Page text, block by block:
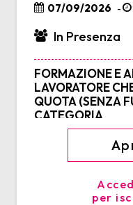
07/09/2026 -
In Presenza
FORMAZIONE E
LAVORATORE
QUOTA (SENZA
CATEGORIA
per